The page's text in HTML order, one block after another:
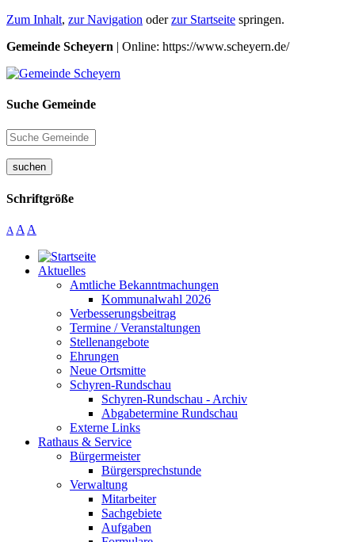
Zum Inhalt, zur Navigation oderzur Startseite springen.
Gemeinde Scheyern | Online: https://www.scheyern.de/
Suche Gemeinde
suchen
Schriftgröße
A A A
Aktuelles
Amtliche Bekanntmachungen
Kommunalwahl 2026
Verbesserungsbeitrag
Termine / Veranstaltungen
Stellenangebote
Ehrungen
Neue Ortsmitte
Schyren-Rundschau
Schyren-Rundschau - Archiv
Abgabetermine Rundschau
Externe Links
Rathaus & Service
Bürgermeister
Bürgersprechstunde
Verwaltung
Mitarbeiter
Sachgebiete
Aufgaben